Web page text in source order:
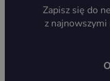
Zapisz się do
z